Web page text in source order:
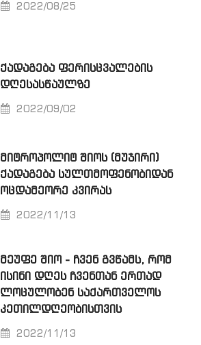
2022/08/25
ᲥᲐᲓᲐᲒᲔᲑᲐ ᲤᲔᲠᲘᲡᲪᲕᲐᲚᲔᲑᲘᲡ
ᲓᲦᲔᲡᲐᲡᲬᲐᲣᲚᲖᲔ
2022/09/02
ᲛᲘᲢᲠᲝᲞᲝᲚᲘᲢ ᲨᲘᲝᲡ (ᲛᲣᲯᲘᲠᲘ)
ᲥᲐᲓᲐᲒᲔᲑᲐ ᲡᲣᲚᲗᲛᲝᲤᲔᲜᲝᲑᲘᲓᲐᲜ
ᲝᲪᲓᲐᲛᲔᲝᲠᲔ ᲙᲕᲘᲠᲐᲡ
2022/11/13
ᲛᲔᲣᲤᲔ ᲨᲘᲝ - ᲩᲕᲔᲜ ᲒᲕᲬᲐᲛᲡ, ᲠᲝᲛ
ᲘᲡᲘᲜᲘ ᲓᲦᲔᲡ ᲩᲕᲔᲜᲗᲐᲜ ᲔᲠᲗᲐᲓ
ᲚᲝᲪᲣᲚᲝᲑᲔᲜ ᲡᲐᲥᲐᲠᲗᲕᲔᲚᲝᲡ
ᲙᲔᲗᲘᲚᲓᲦᲔᲝᲑᲘᲡᲗᲕᲘᲡ
2022/11/13